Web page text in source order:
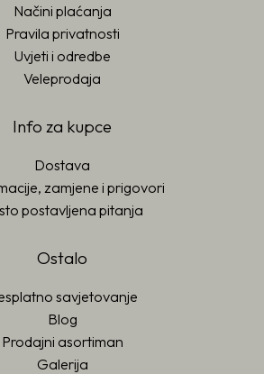
Načini plaćanja
Pravila privatnosti
Uvjeti i odredbe
Veleprodaja
Info za kupce
Dostava
zamjene i prigovori
postavljena pitanja
Ostalo
savjetovanje
Blog
Prodajni asortiman
Galerija